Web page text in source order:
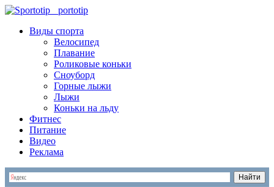
portotip
Виды спорта
Велосипед
Плавание
Роликовые коньки
Сноуборд
Горные лыжи
Лыжи
Коньки на льду
Фитнес
Питание
Видео
Реклама